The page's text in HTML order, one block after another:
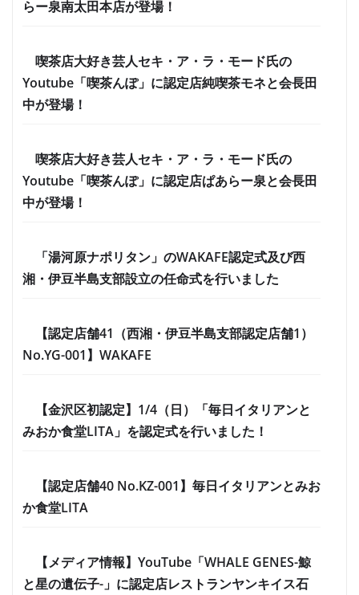
らー泉南太田本店が登場！
喫茶店大好き芸人セキ・ア・ラ・モード氏の
Youtube「喫茶んぽ」に認定店純喫茶モネと会長田
中が登場！
喫茶店大好き芸人セキ・ア・ラ・モード氏の
Youtube「喫茶んぽ」に認定店ぱあらー泉と会長田
中が登場！
「湯河原ナポリタン」のWAKAFE認定式及び西
湘・伊豆半島支部設立の任命式を行いました
【認定店舗41（西湘・伊豆半島支部認定店舗1）
No.YG-001】WAKAFE
【金沢区初認定】1/4（日）「毎日イタリアンと
みおか食堂LITA」を認定式を行いました！
【認定店舗40 No.KZ-001】毎日イタリアンとみお
か食堂LITA
【メディア情報】YouTube「WHALE GENES-鯨
と星の遺伝子-」に認定店レストランヤンキイス石